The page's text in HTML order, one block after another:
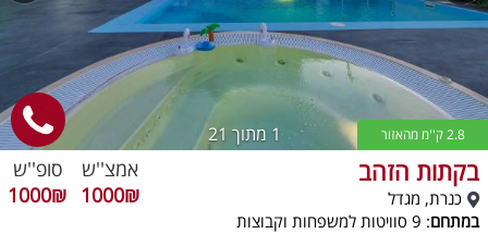
1 מתוך 21 2.8 ק''מ מהאזור
בקתות הזהב
כנרת, מגדל
במתחם: 9 סוויטות למשפחות וקבוצות
אמצ''ש
1000₪
סופ''ש
1000₪